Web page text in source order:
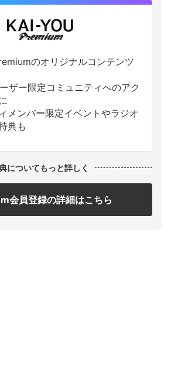
のオリジナルコンテンツ
ザー限定コミュニティへのアク
メンバー限定イベントやラジオ
典も
についてもっと詳しく
会員登録の詳細はこちら